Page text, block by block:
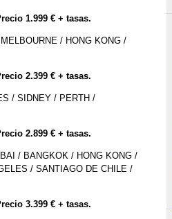
1.999 € + tasas.
/ HONG KONG /
2.399 € + tasas.
/ SIDNEY / PERTH /
2.899 € + tasas.
/ BANGKOK / HONG KONG /
/ SANTIAGO DE CHILE /
3.399 € + tasas.